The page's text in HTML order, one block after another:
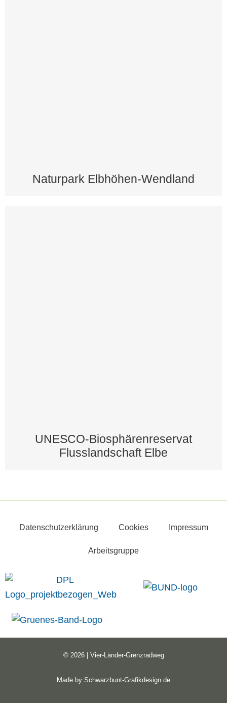
Naturpark Elbhöhen-Wendland
UNESCO-Biosphärenreservat
Flusslandschaft Elbe
Datenschutzerklärung Cookies Impressum
Arbeitsgruppe
© 2026 | Vier-Länder-Grenzradweg
Made by Schwarzbunt-Grafikdesign.de